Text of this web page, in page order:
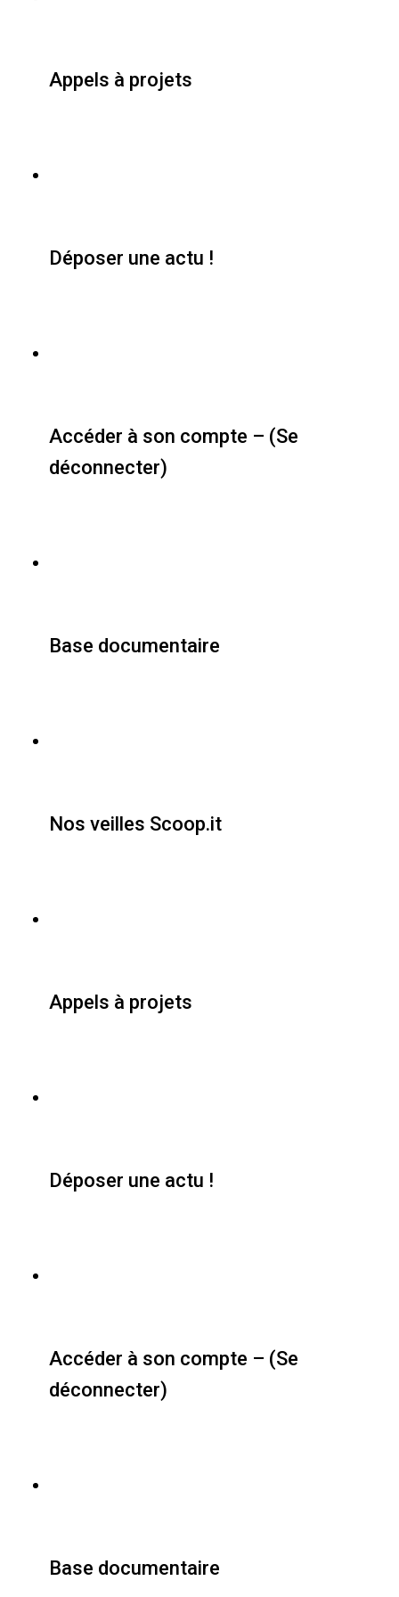
Appels à projets
Déposer une actu !
Accéder à son compte – (Se
déconnecter)
Base documentaire
Nos veilles Scoop.it
Appels à projets
Déposer une actu !
Accéder à son compte – (Se
déconnecter)
Base documentaire